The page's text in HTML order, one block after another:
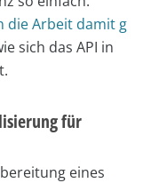
die Arbeit damit g
sich das API in
für
eines